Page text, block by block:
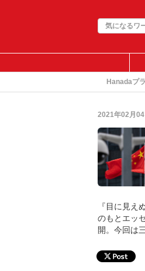
Hanadaプ
2021年02月04
『目に見
のもとエッ
開。今回は